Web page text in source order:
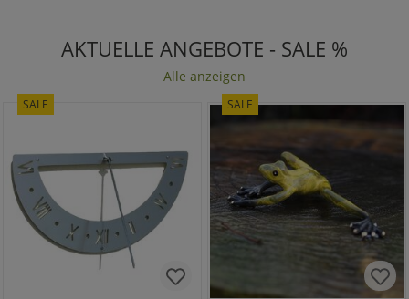
AKTUELLE ANGEBOTE - SALE %
Alle anzeigen
SALE SALE